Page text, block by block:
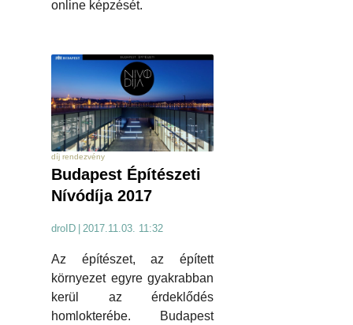
online képzését.
díj rendezvény
Budapest Építészeti
Nívódíja 2017
droID | 2017.11.03. 11:32
Az építészet, az épített
környezet egyre gyakrabban
kerül az érdeklődés
homlokterébe. Budapest